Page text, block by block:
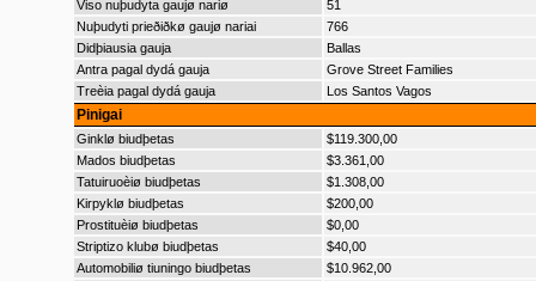
Viso nuþudyta gaujø nariø
51
Nuþudyti prieðiðkø gaujø nariai
766
Didþiausia gauja
Ballas
Antra pagal dydá gauja
Grove Street Families
Treèia pagal dydá gauja
Los Santos Vagos
Pinigai
Ginklø biudþetas
$119.300,00
Mados biudþetas
$3.361,00
Tatuiruoèiø biudþetas
$1.308,00
Kirpyklø biudþetas
$200,00
Prostituèiø biudþetas
$0,00
Striptizo klubø biudþetas
$40,00
Automobiliø tiuningo biudþetas
$10.962,00